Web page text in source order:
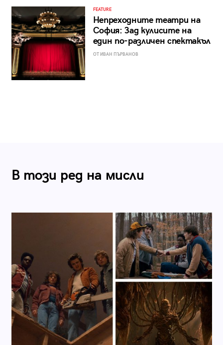
FEATURE
Непреходните театри на
София: Зад кулисите на
един по-различен спектакъл
ОТ ИВАН ПЪРВАНОВ
В този ред на мисли